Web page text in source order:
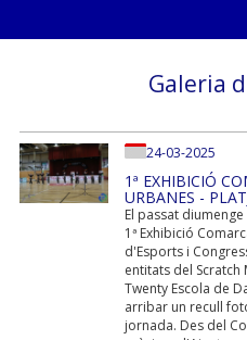
Galeria
24-03-2025
1ª EXHIBICIÓ
URBANES -
El passat
1ª Exhibició
d'Esports i
entitats del Scratch
Twenty Escola de
arribar un recull
jornada. Des del